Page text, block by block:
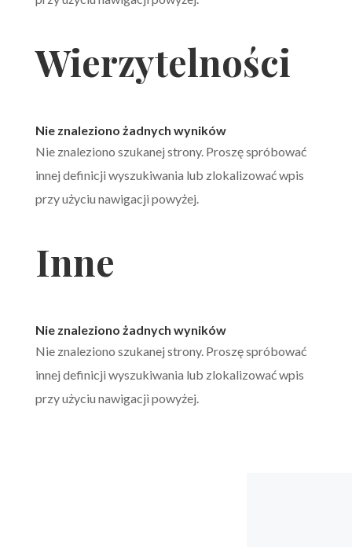
Wierzytelności
Nie znaleziono żadnych wyników
Nie znaleziono szukanej strony. Proszę spróbować
innej definicji wyszukiwania lub zlokalizować wpis
przy użyciu nawigacji powyżej.
Inne
Nie znaleziono żadnych wyników
Nie znaleziono szukanej strony. Proszę spróbować
innej definicji wyszukiwania lub zlokalizować wpis
przy użyciu nawigacji powyżej.